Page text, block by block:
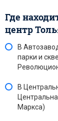
Где
центр
В
парки и
В
Маркса)